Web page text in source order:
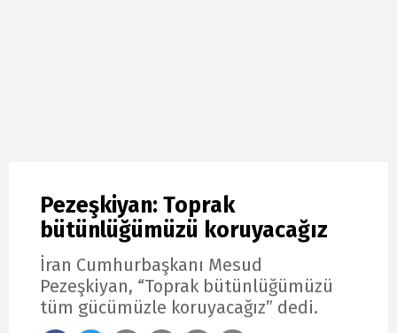
Pezeşkiyan: Toprak
bütünlüğümüzü koruyacağız
İran Cumhurbaşkanı Mesud
Pezeşkiyan, “Toprak bütünlüğümüzü
tüm gücümüzle koruyacağız” dedi.